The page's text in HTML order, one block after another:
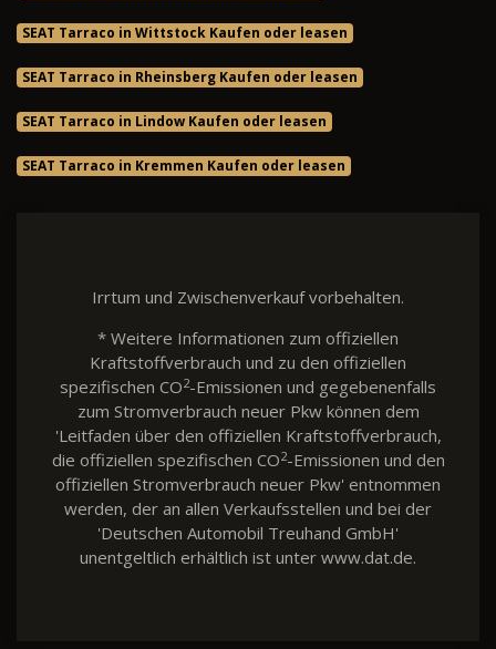
SEAT Tarraco in Wittstock Kaufen oder leasen
SEAT Tarraco in Rheinsberg Kaufen oder leasen
SEAT Tarraco in Lindow Kaufen oder leasen
SEAT Tarraco in Kremmen Kaufen oder leasen
Irrtum und Zwischenverkauf vorbehalten.
* Weitere Informationen zum offiziellen
Kraftstoffverbrauch und zu den offiziellen
spezifischen CO2-Emissionen und gegebenenfalls
zum Stromverbrauch neuer Pkw können dem
'Leitfaden über den offiziellen Kraftstoffverbrauch,
die offiziellen spezifischen CO2-Emissionen und den
offiziellen Stromverbrauch neuer Pkw' entnommen
werden, der an allen Verkaufsstellen und bei der
'Deutschen Automobil Treuhand GmbH'
unentgeltlich erhältlich ist unter www.dat.de.